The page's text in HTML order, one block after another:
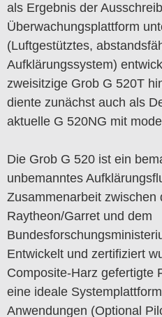
als Ergebnis der
Überwachungsplattform
(Luftgestütztes,
Aufklärungssystem)
zweisitzige Grob G 520T
diente zunächst auch als
aktuelle G 520NG mit
Die Grob G 520 ist ein
unbemanntes
Zusammenarbeit zwischen
Raytheon/Garret und dem
Entwickelt und zertifiziert
Composite-Harz gefertigte
eine ideale
Anwendungen (Optional